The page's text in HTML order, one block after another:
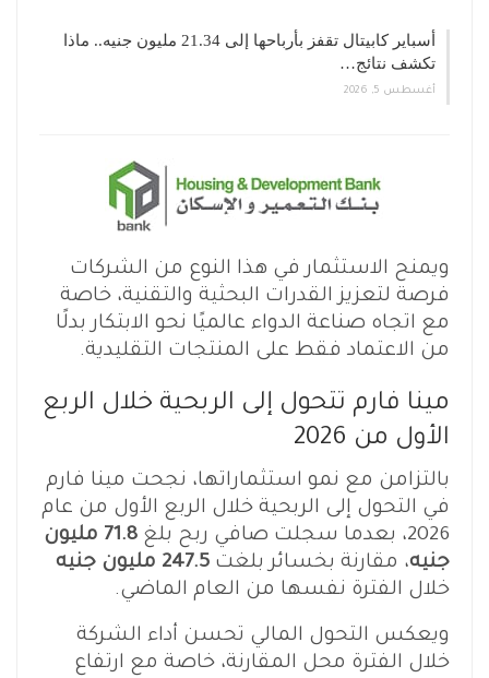
أسباير كابيتال تقفز بأرباحها إلى 21.34 مليون جنيه.. ماذا
تكشف نتائج…
أغسطس 5, 2026
ويمنح الاستثمار في هذا النوع من الشركات
فرصة لتعزيز القدرات البحثية والتقنية، خاصة
مع اتجاه صناعة الدواء عالميًا نحو الابتكار بدلًا
من الاعتماد فقط على المنتجات التقليدية.
مينا فارم تتحول إلى الربحية خلال الربع
الأول من 2026
بالتزامن مع نمو استثماراتها، نجحت مينا فارم
في التحول إلى الربحية خلال الربع الأول من عام
2026، بعدما سجلت صافي ربح بلغ
71.8 مليون
جنيه، مقارنة بخسائر بلغت 247.5 مليون جنيه
خلال الفترة نفسها من العام الماضي.
ويعكس التحول المالي تحسن أداء الشركة
خلال الفترة محل المقارنة، خاصة مع ارتفاع